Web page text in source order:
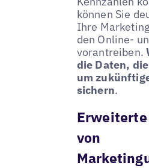
können Sie
Ihre
den Online-
vorantreiben.
die Daten,
um
sichern.
von